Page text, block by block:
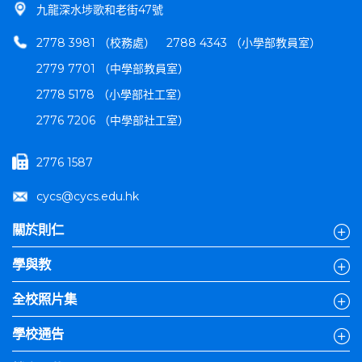
九龍深水埗歌和老街47號
2778 3981 （校務處）
2788 4343 （小學部教員室）
2779 7701 （中學部教員室）
2778 5178 （小學部社工室）
2776 7206 （中學部社工室）
2776 1587
cycs@cycs.edu.hk
關於則仁
學與教
全校照片集
學校通告